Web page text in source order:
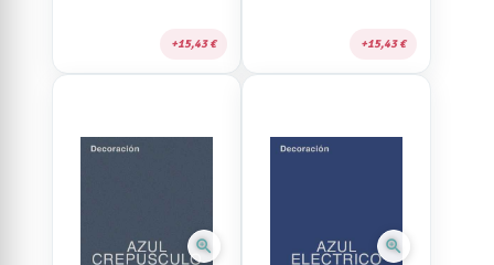
15,43 € 15,43 €
zoom_in zoom_in